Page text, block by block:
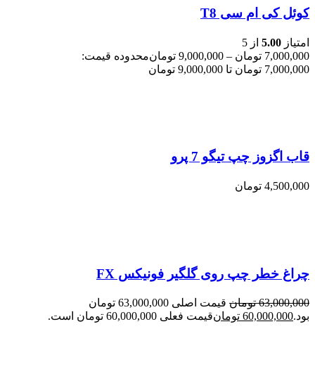
کوئل کی ام سی T8
امتیاز 5.00 از 5
7,000,000 تومان –
9,000,000 تومانمحدوده قیمت:
7,000,000 تومان تا 9,000,000 تومان
قاب اگزوز چپ تیگو 7 پرو
4,500,000 تومان
چراغ خطر چپ روی گلگیر فونیکس FX
63,000,000 تومان
قیمت اصلی 63,000,000 تومان
بود.60,000,000 تومانقیمت فعلی 60,000,000 تومان است.